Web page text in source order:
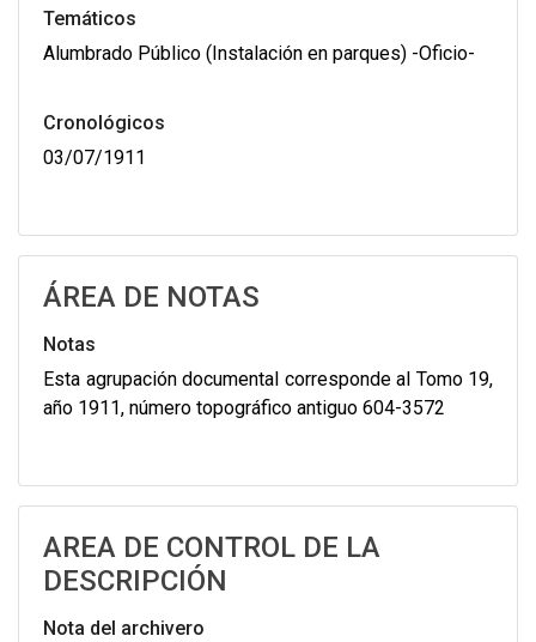
Temáticos
Alumbrado Público (Instalación en parques) -Oficio-
Cronológicos
03/07/1911
ÁREA DE NOTAS
Notas
Esta agrupación documental corresponde al Tomo 19,
año 1911, número topográfico antiguo 604-3572
AREA DE CONTROL DE LA
DESCRIPCIÓN
Nota del archivero